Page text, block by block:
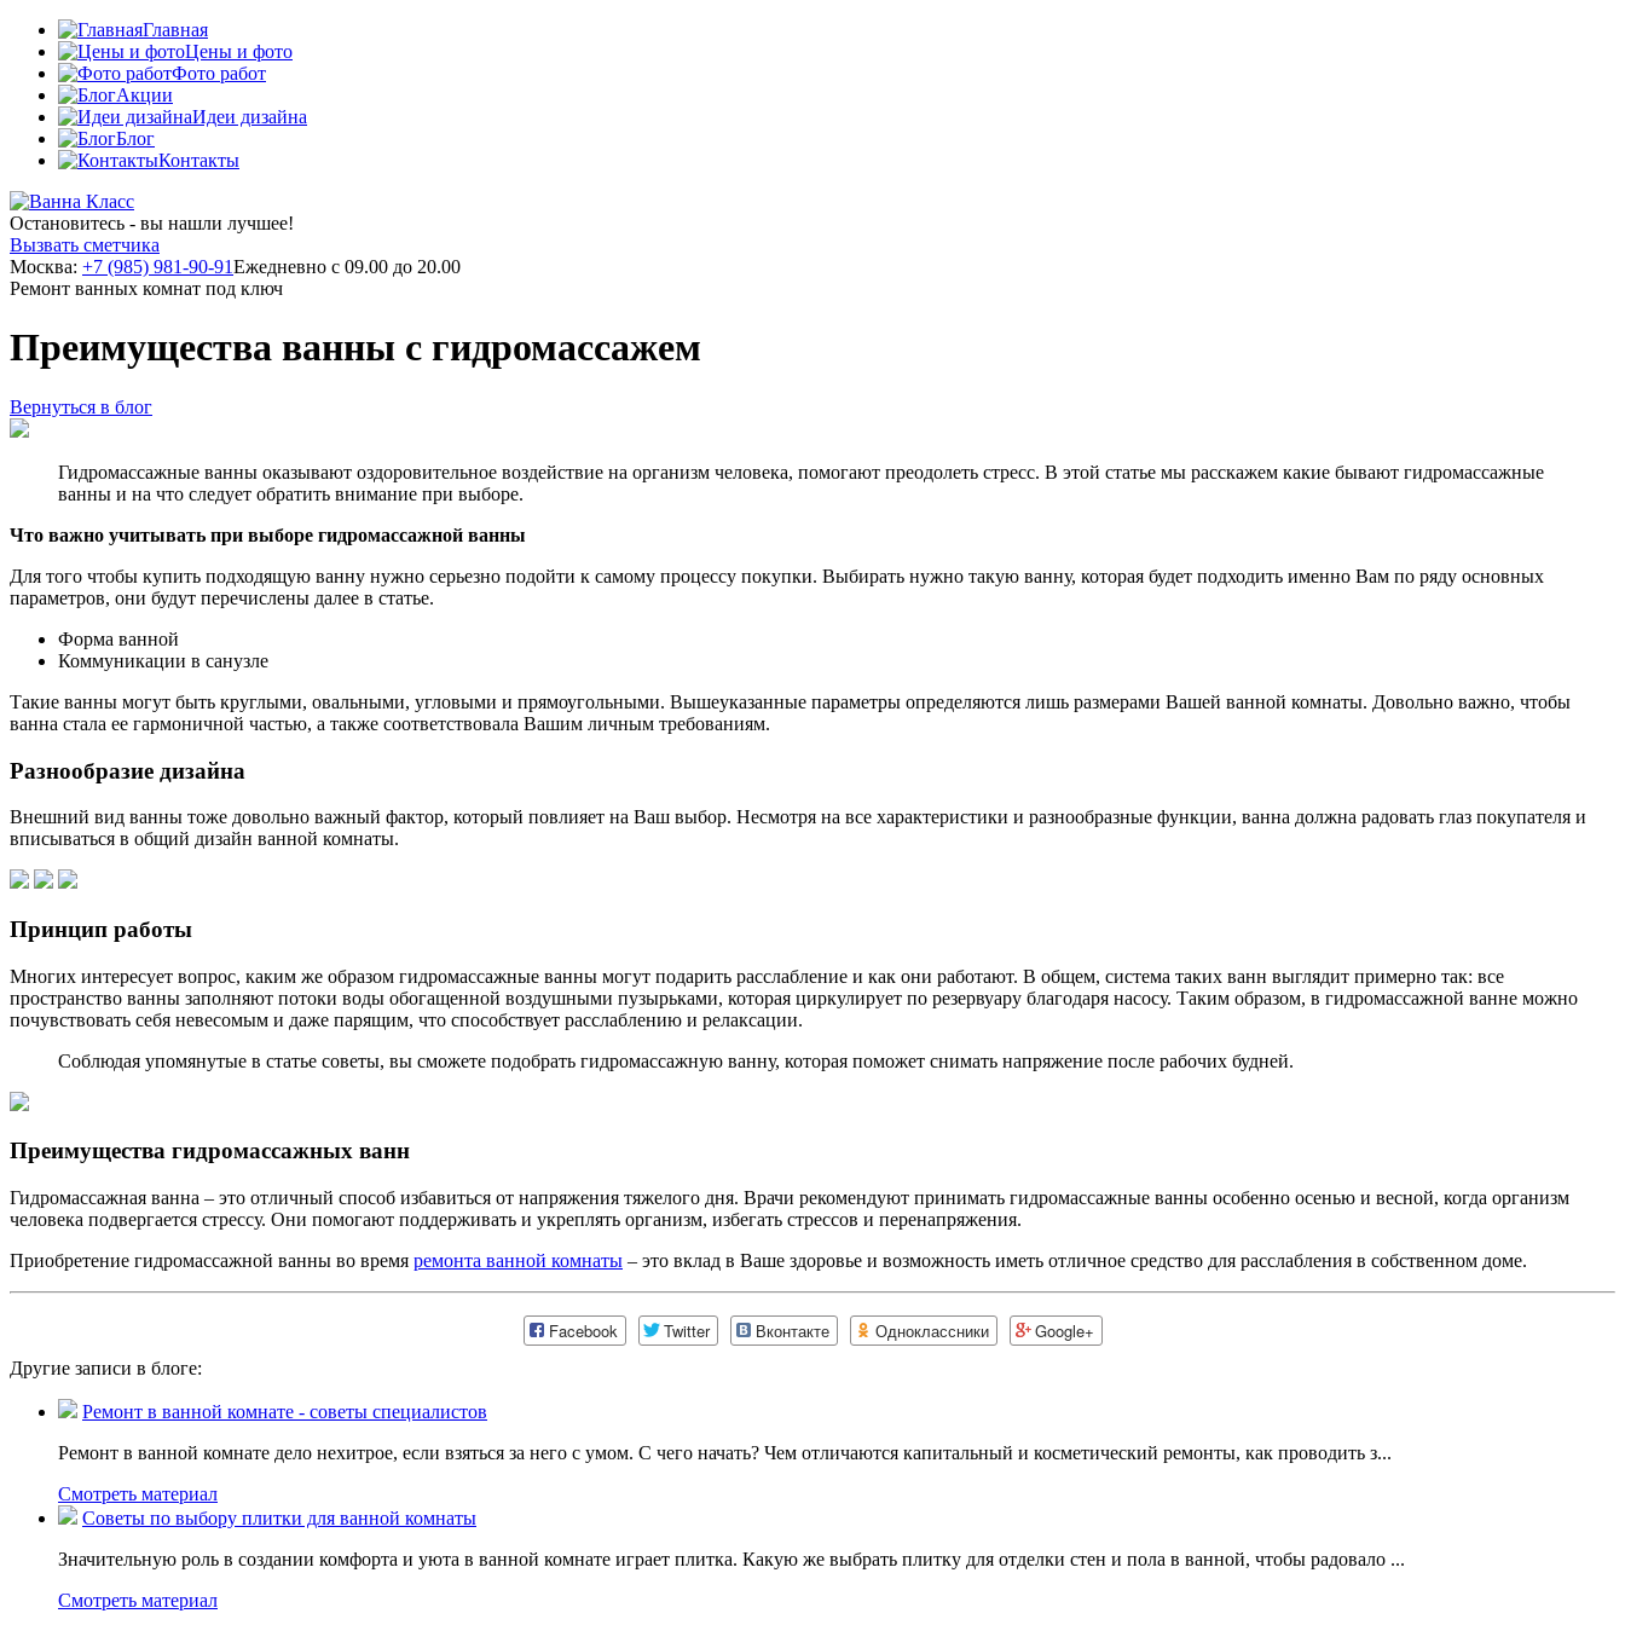
Главная
Цены и фото
Фото работ
Акции
Идеи дизайна
Блог
Контакты
Остановитесь - вы нашли лучшее!
Вызвать сметчика
Москва: +7 (985) 981-90-91Ежедневно с 09.00 до 20.00
Ремонт ванных комнат под ключ
Преимущества ванны с гидромассажем
Вернуться в блог
Гидромассажные ванны оказывают оздоровительное воздействие на организм человека, помогают преодолеть стресс. В этой статье мы расскажем какие бывают гидромассажные
ванны и на что следует обратить внимание при выборе.
Что важно учитывать при выборе гидромассажной ванны
Для того чтобы купить подходящую ванну нужно серьезно подойти к самому процессу покупки. Выбирать нужно такую ванну, которая будет подходить именно Вам по ряду основных
параметров, они будут перечислены далее в статье.
Форма ванной
Коммуникации в санузле
Такие ванны могут быть круглыми, овальными, угловыми и прямоугольными. Вышеуказанные параметры определяются лишь размерами Вашей ванной комнаты. Довольно важно, чтобы
ванна стала ее гармоничной частью, а также соответствовала Вашим личным требованиям.
Разнообразие дизайна
Внешний вид ванны тоже довольно важный фактор, который повлияет на Ваш выбор. Несмотря на все характеристики и разнообразные функции, ванна должна радовать глаз покупателя и
вписываться в общий дизайн ванной комнаты.
Принцип работы
Многих интересует вопрос, каким же образом гидромассажные ванны могут подарить расслабление и как они работают. В общем, система таких ванн выглядит примерно так: все
пространство ванны заполняют потоки воды обогащенной воздушными пузырьками, которая циркулирует по резервуару благодаря насосу. Таким образом, в гидромассажной ванне можно
почувствовать себя невесомым и даже парящим, что способствует расслаблению и релаксации.
Соблюдая упомянутые в статье советы, вы сможете подобрать гидромассажную ванну, которая поможет снимать напряжение после рабочих будней.
Преимущества гидромассажных ванн
Гидромассажная ванна – это отличный способ избавиться от напряжения тяжелого дня. Врачи рекомендуют принимать гидромассажные ванны особенно осенью и весной, когда организм
человека подвергается стрессу. Они помогают поддерживать и укреплять организм, избегать стрессов и перенапряжения.
Приобретение гидромассажной ванны во время ремонта ванной комнаты – это вклад в Ваше здоровье и возможность иметь отличное средство для расслабления в собственном доме.
Facebook Twitter Вконтакте Одноклассники Google+
Другие записи в блоге:
Ремонт в ванной комнате - советы специалистов
Ремонт в ванной комнате дело нехитрое, если взяться за него с умом. С чего начать? Чем отличаются капитальный и косметический ремонты, как проводить з...
Смотреть материал
Советы по выбору плитки для ванной комнаты
Значительную роль в создании комфорта и уюта в ванной комнате играет плитка. Какую же выбрать плитку для отделки стен и пола в ванной, чтобы радовало ...
Смотреть материал